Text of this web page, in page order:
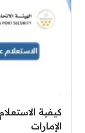
كيفية
الإمارات